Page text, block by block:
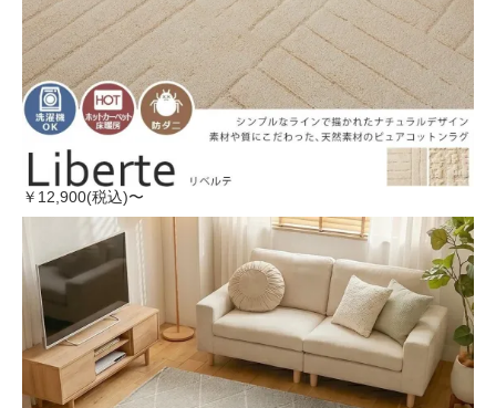
￥12,900(税込)〜